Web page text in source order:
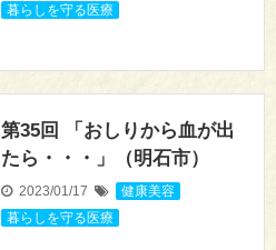
暮らしを守る医療
第35回 「おしりから血が出
たら・・・」（明石市）
2023/01/17 健康美容
暮らしを守る医療